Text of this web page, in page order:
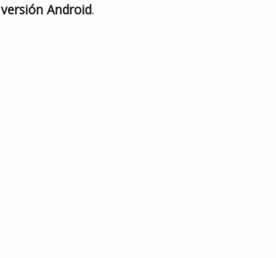
versión Android.